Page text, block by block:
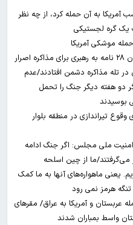
به آن حمله کرد، از چه نظر
یک گره لجستیکی
ابوترابی، نماینده مجلس: دولت با زدن ۲۸ نامه به رهبری برای مذاکره اصرار
در تله مذاکره دشمن افتادند/عدم
دو هفته دیگر جنگ را تحمل
بوسیدند
تیراندازی در منطقه بلوار
ملی مجلس: اگر جنگ ادامه
می‌گرفتند/ما از چین اسلحه
یعنی ماهواره‌های آنها به ما کمک
تنگه هرمز نمی رود
حمله عربستان و آمریکا به عراق/ مقرهای
واسط بمباران شدند